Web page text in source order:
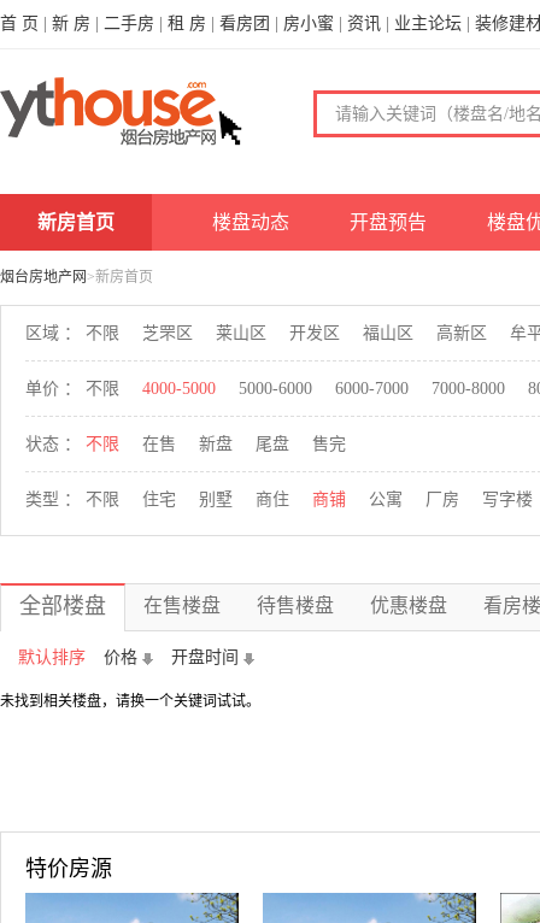
首 页 新 房 二手房 租 房 看房团 房小蜜 资讯 业主论坛 装修建
新房首页 楼盘动态 开盘预告 楼盘
烟台房地产网 >新房首页
区域 ： 不限 芝罘区 莱山区 开发区 福山区 高新区 牟
单价 ： 不限 4000-5000 5000-6000 6000-7000 7000-8000
状态 ： 不限 在售 新盘 尾盘 售完
类型 ： 不限 住宅 别墅 商住 商铺 公寓 厂房 写字楼
全部楼盘 在售楼盘 待售楼盘 优惠楼盘 看房
默认排序 价格 开盘时间
未找到相关楼盘，请换一个关键词试试。
特价房源